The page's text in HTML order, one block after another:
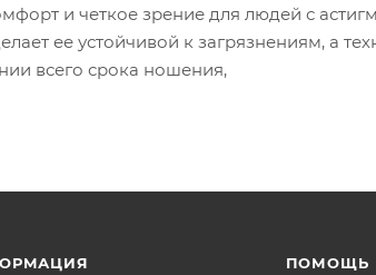
и четкое зрение для людей с
ее устойчивой к загрязнениям, а
всего срока ношения,
ПОМОЩЬ